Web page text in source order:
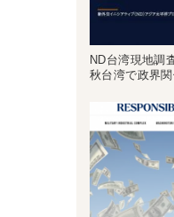
ND台湾現地
秋台湾で政界